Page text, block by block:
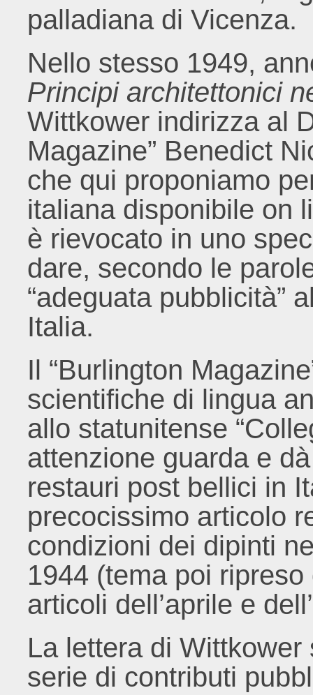
palladiana di Vicenza.
Nello stesso 1949,
Principi architettonici
Wittkower indirizza al
Magazine” Benedict
che qui proponiamo
italiana disponibile on
è rievocato in uno
dare, secondo le
“adeguata pubblicità”
Italia.
Il “Burlington
scientifiche di lingua
allo statunitense
attenzione guarda e
restauri post bellici in
precocissimo articolo
condizioni dei dipinti
1944 (tema poi
articoli dell’aprile e
La lettera di
serie di contributi